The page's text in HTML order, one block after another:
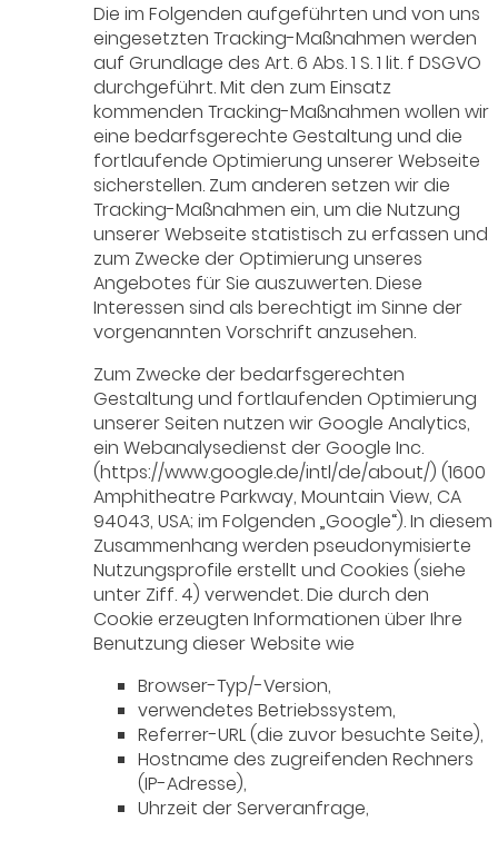
Die im Folgenden aufgeführten und von uns
eingesetzten Tracking-Maßnahmen werden
auf Grundlage des Art. 6 Abs. 1 S. 1 lit. f DSGVO
durchgeführt. Mit den zum Einsatz
kommenden Tracking-Maßnahmen wollen wir
eine bedarfsgerechte Gestaltung und die
fortlaufende Optimierung unserer Webseite
sicherstellen. Zum anderen setzen wir die
Tracking-Maßnahmen ein, um die Nutzung
unserer Webseite statistisch zu erfassen und
zum Zwecke der Optimierung unseres
Angebotes für Sie auszuwerten. Diese
Interessen sind als berechtigt im Sinne der
vorgenannten Vorschrift anzusehen.
Zum Zwecke der bedarfsgerechten
Gestaltung und fortlaufenden Optimierung
unserer Seiten nutzen wir Google Analytics,
ein Webanalysedienst der Google Inc.
(https://www.google.de/intl/de/about/) (1600
Amphitheatre Parkway, Mountain View, CA
94043, USA; im Folgenden „Google“). In diesem
Zusammenhang werden pseudonymisierte
Nutzungsprofile erstellt und Cookies (siehe
unter Ziff. 4) verwendet. Die durch den
Cookie erzeugten Informationen über Ihre
Benutzung dieser Website wie
Browser-Typ/-Version,
verwendetes Betriebssystem,
Referrer-URL (die zuvor besuchte Seite),
Hostname des zugreifenden Rechners
(IP-Adresse),
Uhrzeit der Serveranfrage,